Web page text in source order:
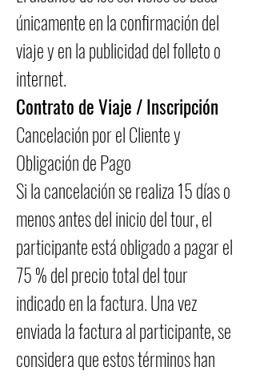
únicamente en la confirmación del
viaje y en la publicidad del folleto o
internet.
Contrato de Viaje / Inscripción
Cancelación por el Cliente y
Obligación de Pago
Si la cancelación se realiza 15 días o
menos antes del inicio del tour, el
participante está obligado a pagar el
75 % del precio total del tour
indicado en la factura. Una vez
enviada la factura al participante, se
considera que estos términos han